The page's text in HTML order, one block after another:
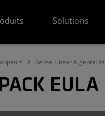
Solutions
Dense Linear Algebra:
EULA